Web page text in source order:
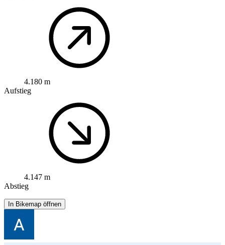
4.180 m
Aufstieg
4.147 m
Abstieg
In Bikemap öffnen